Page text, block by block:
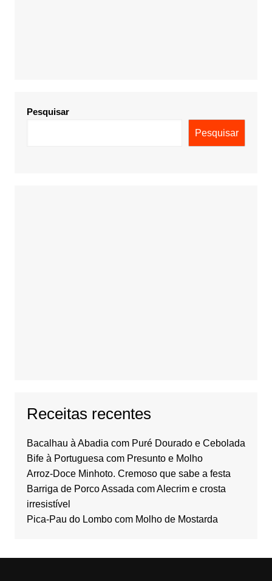
Pesquisar
Pesquisar
Receitas recentes
Bacalhau à Abadia com Puré Dourado e Cebolada
Bife à Portuguesa com Presunto e Molho
Arroz-Doce Minhoto. Cremoso que sabe a festa
Barriga de Porco Assada com Alecrim e crosta
irresistível
Pica-Pau do Lombo com Molho de Mostarda